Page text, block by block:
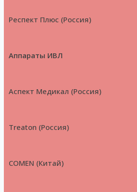
Респект Плюс (Россия)
Аппараты ИВЛ
Аспект Медикал (Россия)
Treaton (Россия)
COMEN (Китай)